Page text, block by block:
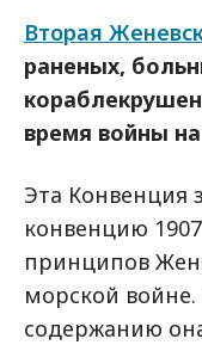
Вторая
раненых,
время войны
Эта Конвенция
конвенцию
принципов
морской войне.
содержанию